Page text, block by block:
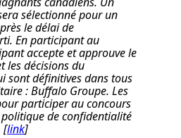
sélectionné pour un
le délai de
En participant au
accepte et approuve le
les décisions du
sont définitives dans tous
: Buffalo Groupe. Les
participer au concours
de confidentialité
[link]